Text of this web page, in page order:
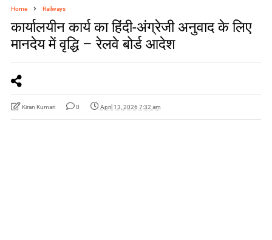
Home Railways
कार्यालयीन कार्य का हिंदी-अंग्रेजी अनुवाद के लिए
मानदेय में वृद्धि – रेलवे बोर्ड आदेश
Kiran Kumari 0 April 13, 2026 7:32 am